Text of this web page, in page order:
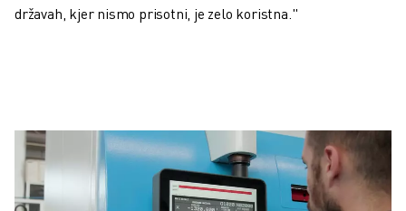
državah, kjer nismo prisotni, je zelo koristna."